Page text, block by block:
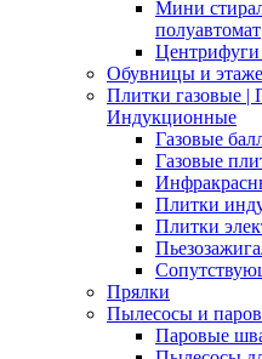
Мини
полуавтомат
Центрифуги
Обувницы и
Плитки газовые |
Индукционные
Газовые
Газовые
Плитки
Плитки
Прялки
Пылесосы и
Паровые